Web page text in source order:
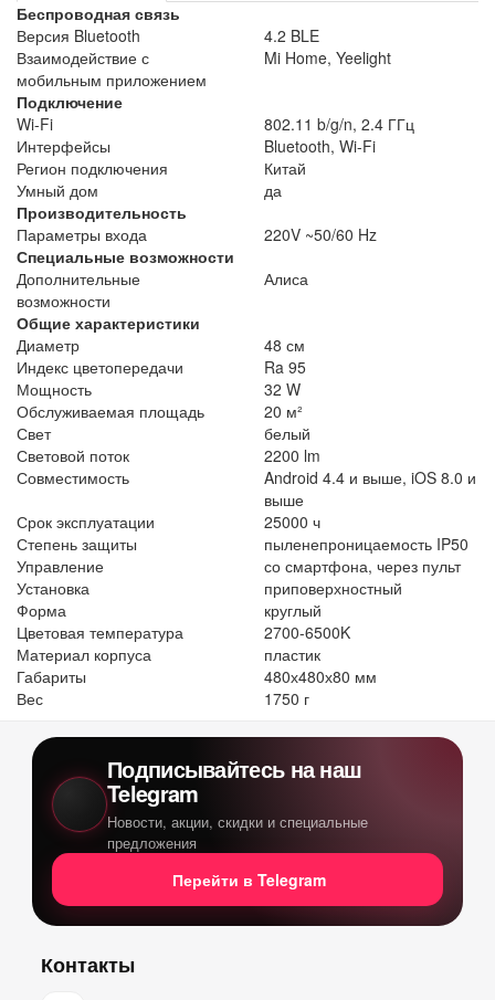
Беспроводная связь
Версия Bluetooth
4.2 BLE
Взаимодействие с
мобильным приложением
Mi Home, Yeelight
Подключение
Wi-Fi
802.11 b/g/n, 2.4 ГГц
Интерфейсы
Bluetooth, Wi-Fi
Регион подключения
Китай
Умный дом
да
Производительность
Параметры входа
220V ~50/60 Hz
Специальные возможности
Дополнительные
возможности
Алиса
Общие характеристики
Диаметр
48 см
Индекс цветопередачи
Ra 95
Мощность
32 W
Обслуживаемая площадь
20 м²
Свет
белый
Световой поток
2200 lm
Совместимость
Android 4.4 и выше, iOS 8.0 и
выше
Срок эксплуатации
25000 ч
Степень защиты
пыленепроницаемость IP50
Управление
со смартфона, через пульт
Установка
приповерхностный
Форма
круглый
Цветовая температура
2700-6500K
Материал корпуса
пластик
Габариты
480х480х80 мм
Вес
1750 г
Подписывайтесь на наш
Telegram
Новости, акции, скидки и специальные
предложения
Перейти в Telegram
Контакты